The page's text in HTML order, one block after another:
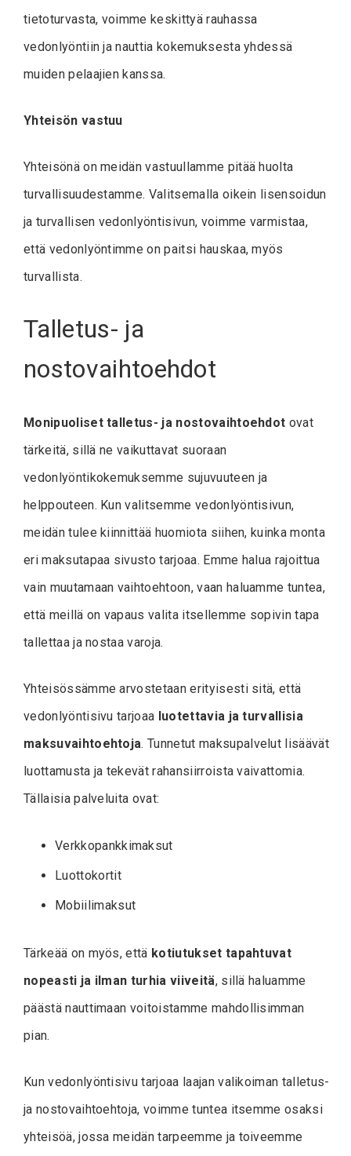
tietoturvasta, voimme keskittyä rauhassa
vedonlyöntiin ja nauttia kokemuksesta yhdessä
muiden pelaajien kanssa.
Yhteisön vastuu
Yhteisönä on meidän vastuullamme pitää huolta
turvallisuudestamme. Valitsemalla oikein lisensoidun
ja turvallisen vedonlyöntisivun, voimme varmistaa,
että vedonlyöntimme on paitsi hauskaa, myös
turvallista.
Talletus- ja
nostovaihtoehdot
Monipuoliset talletus- ja nostovaihtoehdot ovat
tärkeitä, sillä ne vaikuttavat suoraan
vedonlyöntikokemuksemme sujuvuuteen ja
helppouteen. Kun valitsemme vedonlyöntisivun,
meidän tulee kiinnittää huomiota siihen, kuinka monta
eri maksutapaa sivusto tarjoaa. Emme halua rajoittua
vain muutamaan vaihtoehtoon, vaan haluamme tuntea,
että meillä on vapaus valita itsellemme sopivin tapa
tallettaa ja nostaa varoja.
Yhteisössämme arvostetaan erityisesti sitä, että
vedonlyöntisivu tarjoaa luotettavia ja turvallisia
maksuvaihtoehtoja. Tunnetut maksupalvelut lisäävät
luottamusta ja tekevät rahansiirroista vaivattomia.
Tällaisia palveluita ovat:
Verkkopankkimaksut
Luottokortit
Mobiilimaksut
Tärkeää on myös, että kotiutukset tapahtuvat
nopeasti ja ilman turhia viiveitä, sillä haluamme
päästä nauttimaan voitoistamme mahdollisimman
pian.
Kun vedonlyöntisivu tarjoaa laajan valikoiman talletus-
ja nostovaihtoehtoja, voimme tuntea itsemme osaksi
yhteisöä, jossa meidän tarpeemme ja toiveemme